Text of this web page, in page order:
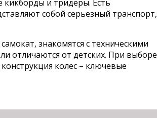
кикборды и тридеры. Есть
собой серьезный транспорт,
знакомятся с техническими
отличаются от детских. При выборе
колес – ключевые